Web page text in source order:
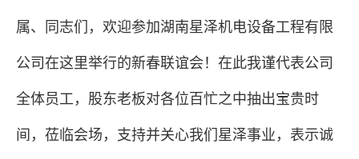
属、同志们，欢迎参加湖南星泽机电设备工程有限
公司在这里举行的新春联谊会！在此我谨代表公司
全体员工，股东老板对各位百忙之中抽出宝贵时
间，莅临会场，支持并关心我们星泽事业，表示诚